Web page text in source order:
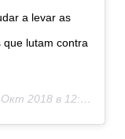
a levar as
que lutam contra
2018 в 12:01 PDT